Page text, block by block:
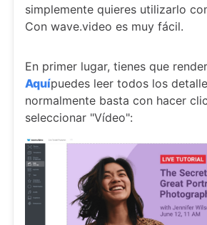
simplemente quieres utilizarlo
Con wave.video es muy fácil.
En primer lugar, tienes que
Aquípuedes leer todos los
normalmente basta con hacer
seleccionar "Vídeo":